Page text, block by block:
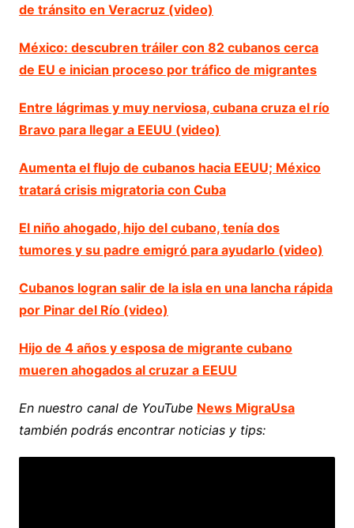
de tránsito en Veracruz (video)
México: descubren tráiler con 82 cubanos cerca
de EU e inician proceso por tráfico de migrantes
Entre lágrimas y muy nerviosa, cubana cruza el río
Bravo para llegar a EEUU (video)
Aumenta el flujo de cubanos hacia EEUU; México
tratará crisis migratoria con Cuba
El niño ahogado, hijo del cubano, tenía dos
tumores y su padre emigró para ayudarlo (video)
Cubanos logran salir de la isla en una lancha rápida
por Pinar del Río (video)
Hijo de 4 años y esposa de migrante cubano
mueren ahogados al cruzar a EEUU
En nuestro canal de YouTube News MigraUsa
también podrás encontrar noticias y tips: